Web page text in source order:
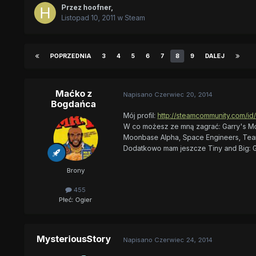
Przez hoofner,
Listopad 10, 2011 w Steam
POPRZEDNIA 3 4 5 6 7 8 9 DALEJ
Maćko z
Bogdańca
Brony
455
Płeć: Ogier
Napisano Czerwiec 20, 2014
Mój profil: http://steamcommunity.com/
W co możesz ze mną zagrać: Garry's
Moonbase Alpha, Space Engineers,
Dodatkowo mam jeszcze Tiny and Big:
MysteriousStory Napisano Czerwiec 24, 2014